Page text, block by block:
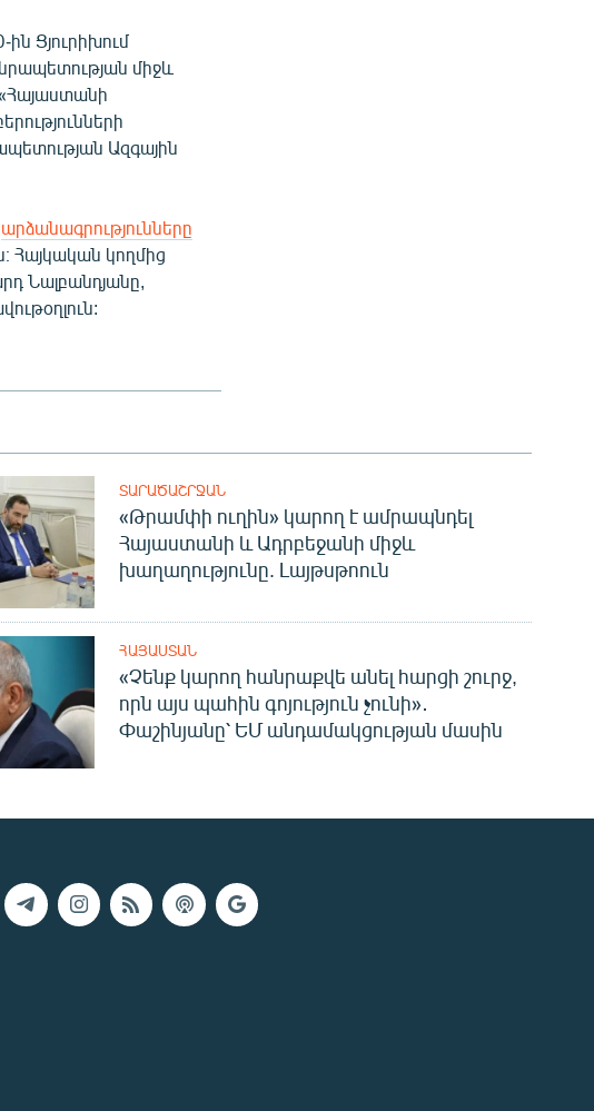
Ցյուրիխում
միջև
Ազգային
արձանագրությունները
Հայկական կողմից
Նալբանդյանը,
ՏԱՐԱԾԱՇՐՋԱՆ
«Թրամփի ուղին» կարող է ամրապնդել
Հայաստանի և Ադրբեջանի միջև
խաղաղությունը. Լայթսթոուն
ՀԱՅԱՍՏԱՆ
«Չենք կարող հանրաքվե անել հարցի շուրջ,
որն այս պահին գոյություն չունի»․
Փաշինյանը՝ ԵՄ անդամակցության մասին